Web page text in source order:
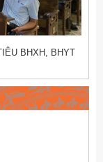
BHXH, BHYT